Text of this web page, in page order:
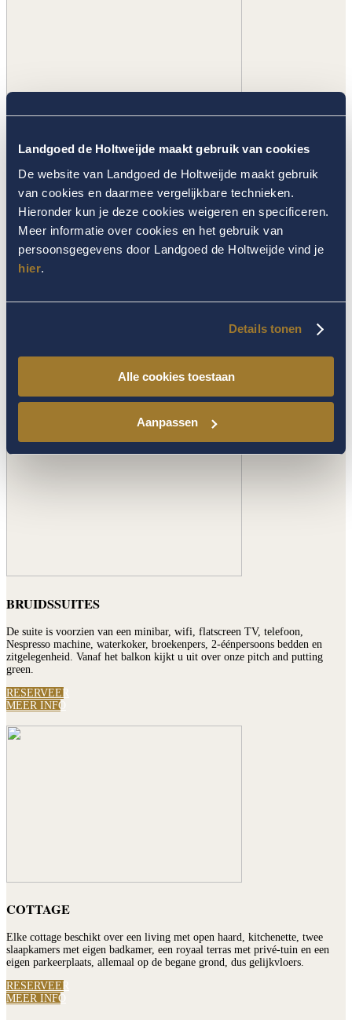
Landgoed de Holtweijde maakt gebruik van cookies
De website van Landgoed de Holtweijde maakt gebruik
van cookies en daarmee vergelijkbare technieken.
Hieronder kun je deze cookies weigeren en specificeren.
Meer informatie over cookies en het gebruik van
persoonsgegevens door Landgoed de Holtweijde vind je
hier.
Details tonen
Alle cookies toestaan
Aanpassen
HASTENS SUITES
De Hästens suites hebben riante badkamers met zowel een inloopdouche als
een ligbad. Luxe badproducten liggen voor u klaar, evenals badjassen en
Geniet vanaf uw privé terras van het Twentse landschap.
RESERVEER
MEER INFO
SCHOTSE SUITES
De Schotse Royal Suites zijn volledig in stijl ingericht. Het Schotse thema
vindt u terug in alles! De slaapkamer en woonkamer zijn gescheiden van
MEER INFO
BRUIDSSUITES
De suite is voorzien van een minibar, wifi, flatscreen TV, telefoon,
Nespresso machine, waterkoker, broekenpers, 2-éénpersoons bedden en
zitgelegenheid. Vanaf het balkon kijkt u uit over onze pitch and putting
green.
RESERVEER
MEER INFO
COTTAGE
Elke cottage beschikt over een living met open haard, kitchenette, twee
slaapkamers met eigen badkamer, een royaal terras met privé-tuin en een
eigen parkeerplaats, allemaal op de begane grond, dus gelijkvloers.
RESERVEER
MEER INFO